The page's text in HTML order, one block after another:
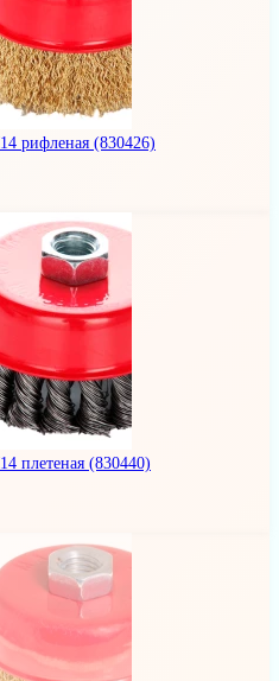
рифленая (830426)
плетеная (830440)